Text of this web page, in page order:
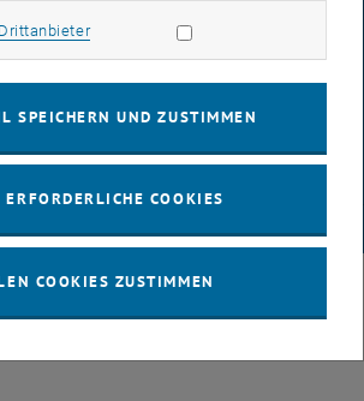
© TU Wien# 116210
COOKIEEINSTELLUNGEN
Marketing Cookies zulassen
SPEICHERN UND ZUSTIMMEN
ERFORDERLICHE COOKIES
COOKIES ZUSTIMMEN